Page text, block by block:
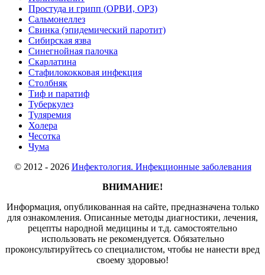
Простуда и грипп (ОРВИ, ОРЗ)
Сальмонеллез
Свинка (эпидемический паротит)
Сибирская язва
Синегнойная палочка
Скарлатина
Стафилококковая инфекция
Столбняк
Тиф и паратиф
Туберкулез
Туляремия
Холера
Чесотка
Чума
© 2012 - 2026 Инфектология. Инфекционные заболевания
ВНИМАНИЕ!
Информация, опубликованная на сайте, предназначена только
для ознакомления. Описанные методы диагностики, лечения,
рецепты народной медицины и т.д. самостоятельно
использовать не рекомендуется. Обязательно
проконсультируйтесь со специалистом, чтобы не нанести вред
своему здоровью!